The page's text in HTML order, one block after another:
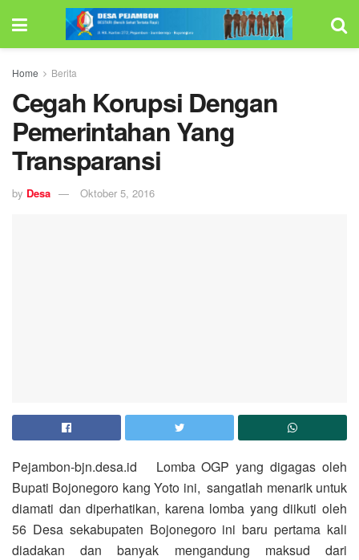
Home Berita
Cegah Korupsi Dengan
Pemerintahan Yang
Transparansi
by Desa Oktober 5, 2016
Pejambon-bjn.desa.id Lomba OGP yang digagas oleh
Bupati Bojonegoro kang Yoto ini, sangatlah menarik untuk
diamati dan diperhatikan, karena lomba yang diikuti oleh
56 Desa sekabupaten Bojonegoro ini baru pertama kali
diadakan dan banyak mengandung maksud dari